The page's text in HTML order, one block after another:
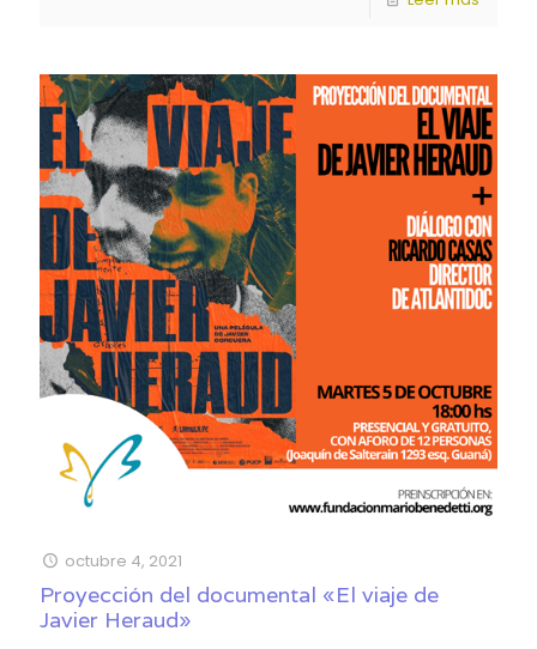
octubre 4, 2021
Proyección del documental «El viaje de
Javier Heraud»